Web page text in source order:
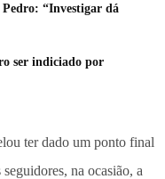
“Investigar dá
ser indiciado por
ter dado um ponto final
na ocasião, a